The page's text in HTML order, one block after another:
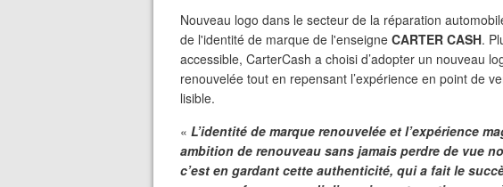
Nouveau logo dans le secteur de la réparation
de l'identité de marque de l'enseigne CARTER CASH.
accessible, CarterCash a choisi d’adopter un nouveau
renouvelée tout en repensant l’expérience en point de
lisible.
« L’identité de marque renouvelée et l’expérience
ambition de renouveau sans jamais perdre de vue
c’est en gardant cette authenticité, qui a fait le